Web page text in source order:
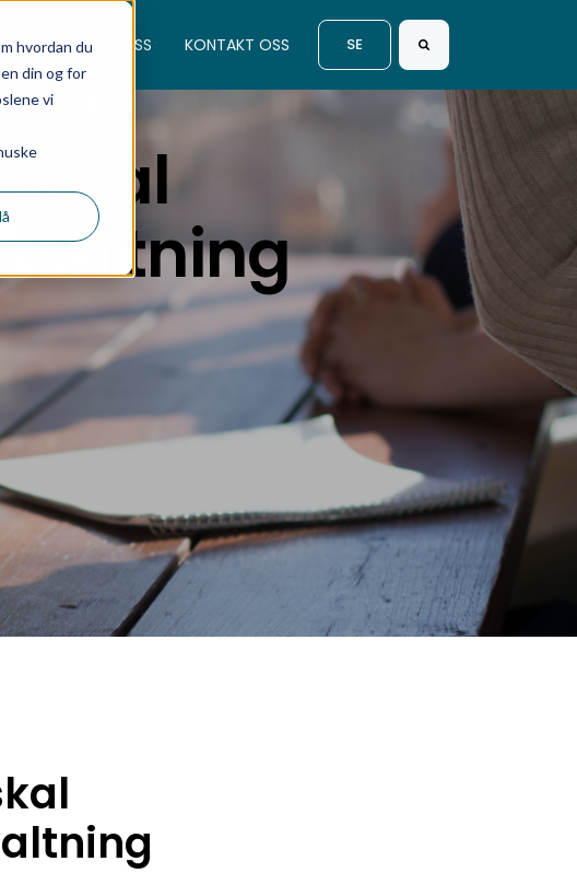
hvordan du
din og for
vi
EVENTS OM OSS KONTAKT OSS SE
skal